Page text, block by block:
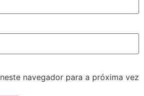
navegador para a próxima vez